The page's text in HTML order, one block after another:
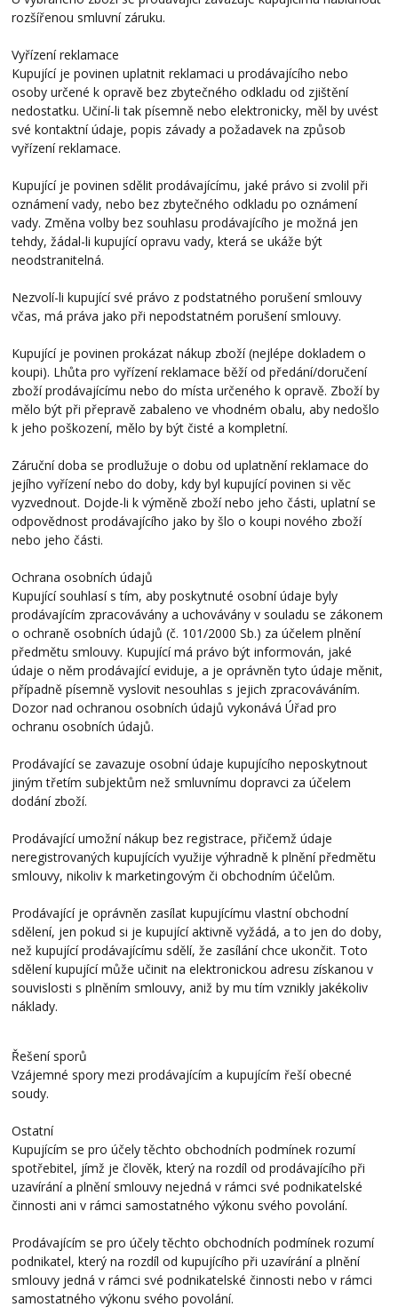
rozšířenou smluvní záruku.
Vyřízení reklamace
Kupující je povinen uplatnit reklamaci u prodávajícího nebo
osoby určené k opravě bez zbytečného odkladu od zjištění
nedostatku. Učiní-li tak písemně nebo elektronicky, měl by uvést
své kontaktní údaje, popis závady a požadavek na způsob
vyřízení reklamace.
Kupující je povinen sdělit prodávajícímu, jaké právo si zvolil při
oznámení vady, nebo bez zbytečného odkladu po oznámení
vady. Změna volby bez souhlasu prodávajícího je možná jen
tehdy, žádal-li kupující opravu vady, která se ukáže být
neodstranitelná.
Nezvolí-li kupující své právo z podstatného porušení smlouvy
včas, má práva jako při nepodstatném porušení smlouvy.
Kupující je povinen prokázat nákup zboží (nejlépe dokladem o
koupi). Lhůta pro vyřízení reklamace běží od předání/doručení
zboží prodávajícímu nebo do místa určeného k opravě. Zboží by
mělo být při přepravě zabaleno ve vhodném obalu, aby nedošlo
k jeho poškození, mělo by být čisté a kompletní.
Záruční doba se prodlužuje o dobu od uplatnění reklamace do
jejího vyřízení nebo do doby, kdy byl kupující povinen si věc
vyzvednout. Dojde-li k výměně zboží nebo jeho části, uplatní se
odpovědnost prodávajícího jako by šlo o koupi nového zboží
nebo jeho části.
Ochrana osobních údajů
Kupující souhlasí s tím, aby poskytnuté osobní údaje byly
prodávajícím zpracovávány a uchovávány v souladu se zákonem
o ochraně osobních údajů (č. 101/2000 Sb.) za účelem plnění
předmětu smlouvy. Kupující má právo být informován, jaké
údaje o něm prodávající eviduje, a je oprávněn tyto údaje měnit,
případně písemně vyslovit nesouhlas s jejich zpracováváním.
Dozor nad ochranou osobních údajů vykonává Úřad pro
ochranu osobních údajů.
Prodávající se zavazuje osobní údaje kupujícího neposkytnout
jiným třetím subjektům než smluvnímu dopravci za účelem
dodání zboží.
Prodávající umožní nákup bez registrace, přičemž údaje
neregistrovaných kupujících využije výhradně k plnění předmětu
smlouvy, nikoliv k marketingovým či obchodním účelům.
Prodávající je oprávněn zasílat kupujícímu vlastní obchodní
sdělení, jen pokud si je kupující aktivně vyžádá, a to jen do doby,
než kupující prodávajícímu sdělí, že zasílání chce ukončit. Toto
sdělení kupující může učinit na elektronickou adresu získanou v
souvislosti s plněním smlouvy, aniž by mu tím vznikly jakékoliv
náklady.
Řešení sporů
Vzájemné spory mezi prodávajícím a kupujícím řeší obecné
soudy.
Ostatní
Kupujícím se pro účely těchto obchodních podmínek rozumí
spotřebitel, jímž je člověk, který na rozdíl od prodávajícího při
uzavírání a plnění smlouvy nejedná v rámci své podnikatelské
činnosti ani v rámci samostatného výkonu svého povolání.
Prodávajícím se pro účely těchto obchodních podmínek rozumí
podnikatel, který na rozdíl od kupujícího při uzavírání a plnění
smlouvy jedná v rámci své podnikatelské činnosti nebo v rámci
samostatného výkonu svého povolání.